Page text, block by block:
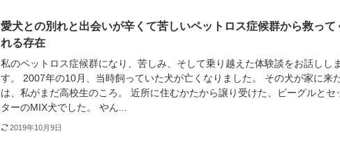
愛犬との別れと出会いが辛くて苦しいペットロス症候群から救って
れる存在
私のペットロス症候群になり、苦しみ、そして乗り越えた体験談をお話ししま
す。 2007年の10月、当時飼っていた犬が亡くなりました。 その犬が家に来
は、私がまだ高校生のころ。 近所に住むかたから譲り受けた、ビーグルとセ
ターのMIX犬でした。 やん...
2019年10月9日